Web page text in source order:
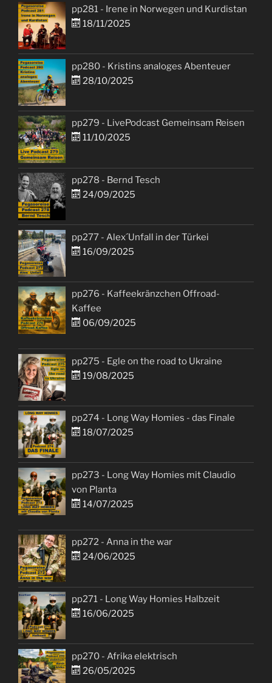
pp281 - Irene in Norwegen und Kurdistan
18/11/2025
pp280 - Kristins analoges Abenteuer
28/10/2025
pp279 - LivePodcast Gemeinsam Reisen
11/10/2025
pp278 - Bernd Tesch
24/09/2025
pp277 - Alex´Unfall in der Türkei
16/09/2025
pp276 - Kaffeekränzchen Offroad-
Kaffee
06/09/2025
pp275 - Egle on the road to Ukraine
19/08/2025
pp274 - Long Way Homies - das Finale
18/07/2025
pp273 - Long Way Homies mit Claudio
von Planta
14/07/2025
pp272 - Anna in the war
24/06/2025
pp271 - Long Way Homies Halbzeit
16/06/2025
pp270 - Afrika elektrisch
26/05/2025